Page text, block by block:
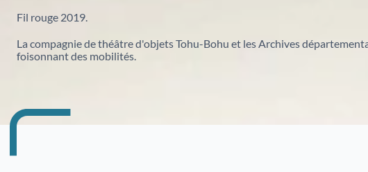
Fil rouge 2019.
La compagnie de théâtre d'objets Tohu-Bohu et les Archives
foisonnant des mobilités.